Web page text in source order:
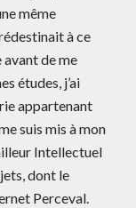
même
à ce
avant de me
études, j’ai
appartenant
suis mis à mon
Intellectuel
dont le
Perceval.